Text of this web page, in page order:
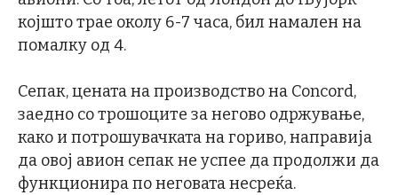
којшто трае околу 6-7 часа, бил намален на
помалку од 4.
Сепак, цената на производство на Concord,
заедно со трошоците за негово одржување,
како и потрошувачката на гориво, направија
да овој авион сепак не успее да продолжи да
функционира по неговата несреќа.